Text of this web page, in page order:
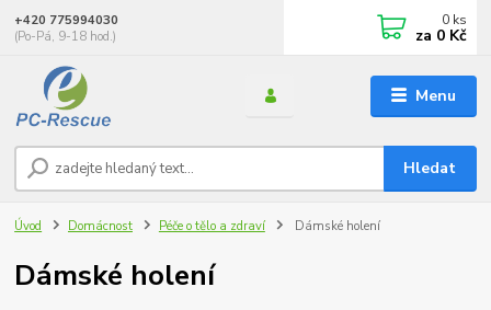
Menu
Hledat
+420 775994030
(Po-Pá, 9-18 hod.)
0 ks
za 0 Kč
Úvod Domácnost Péče o tělo a zdraví Dámské holení
Dámské holení